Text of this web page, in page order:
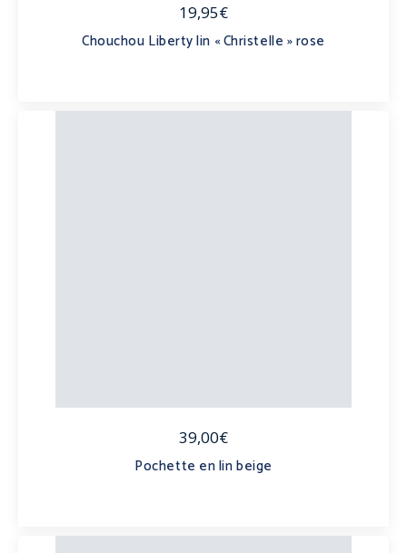
19,95€
Chouchou Liberty lin « Christelle » rose
39,00€
Pochette en lin beige